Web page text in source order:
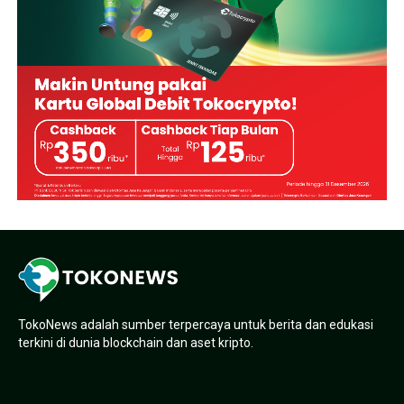
TokoNews adalah sumber terpercaya untuk berita dan edukasi
terkini di dunia blockchain dan aset kripto.